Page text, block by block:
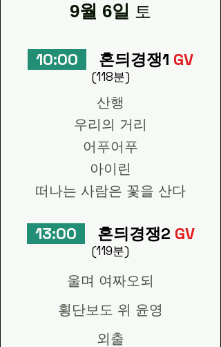
9월 6일 토
10:00 혼듸경쟁1 GV
(118분)
산행
우리의 거리
어푸어푸
아이린
떠나는 사람은 꽃을 산다
13:00 혼듸경쟁2 GV
(119분)
울며 여짜오되
횡단보도 위 윤영
외출